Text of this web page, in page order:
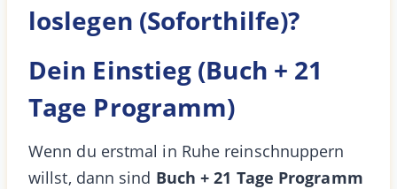
loslegen (Soforthilfe)?
Dein Einstieg (Buch + 21
Tage Programm)
Wenn du erstmal in Ruhe reinschnuppern
willst, dann sind Buch + 21 Tage Programm